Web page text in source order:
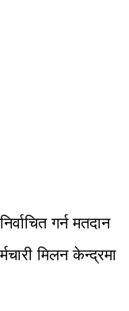
गर्न मतदान
मिलन केन्द्रमा